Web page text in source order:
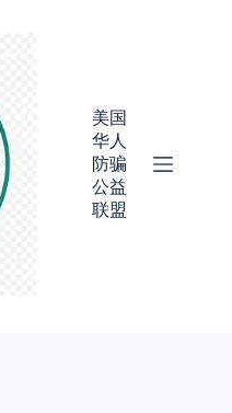
美国
华人
防骗
公益
联盟